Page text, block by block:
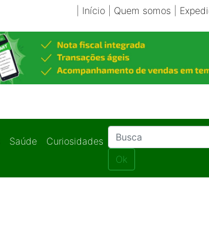
Início| Quem somos
Saúde
Curiosidades
Ok